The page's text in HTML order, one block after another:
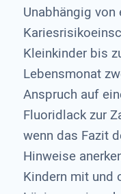
Unabhängig von
Kleinkinder bis
Lebensmonat
Anspruch auf
Fluoridlack zur
wenn das Fazit
Hinweise
Kindern mit und